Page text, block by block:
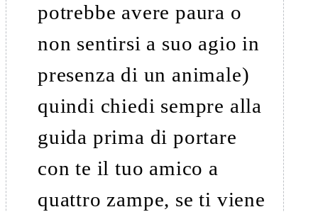
potrebbe avere paura o
non sentirsi a suo agio in
presenza di un animale)
quindi chiedi sempre alla
guida prima di portare
con te il tuo amico a
quattro zampe, se ti viene